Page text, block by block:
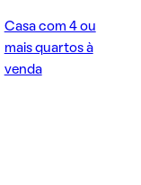
Casa com 4 ou
mais quartos à
venda